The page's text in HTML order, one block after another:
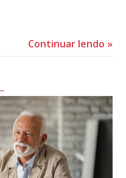
Continuar lendo »